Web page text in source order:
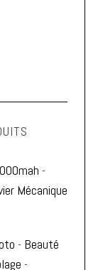
-
Mécanique
- Beauté
-